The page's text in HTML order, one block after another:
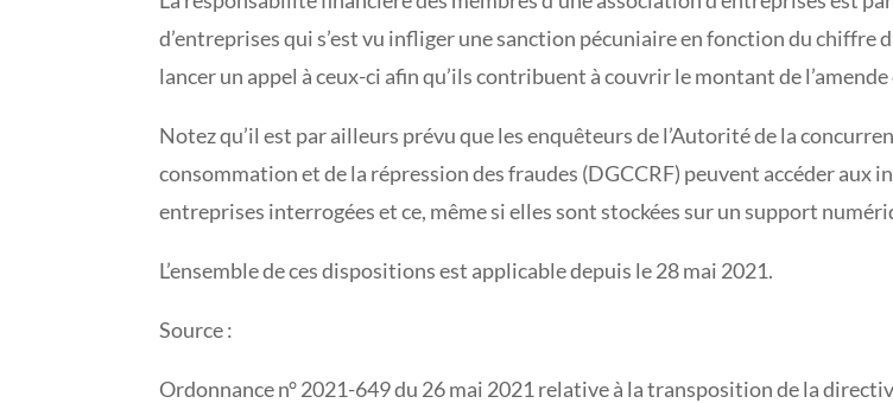
d’entreprises qui s’est vu infliger une sanction pécuniaire en fonction du chiffre
lancer un appel à ceux-ci afin qu’ils contribuent à couvrir le montant de l’amende
Notez qu’il est par ailleurs prévu que les enquêteurs de l’Autorité de la
consommation et de la répression des fraudes (DGCCRF) peuvent accéder aux
entreprises interrogées et ce, même si elles sont stockées sur un support
L’ensemble de ces dispositions est applicable depuis le 28 mai 2021.
Source :
Ordonnance n° 2021-649 du 26 mai 2021 relative à la transposition de la